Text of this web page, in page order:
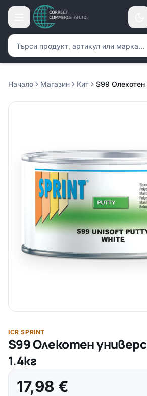
Търсене на продукти
Начало Магазин Кит
ICR SPRINT
S99 Олекотен
1.4кг
17,98 €